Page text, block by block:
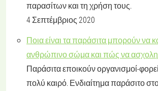
παρασίτων και τη χρήση τους.
4 Σεπτέμβριος 2020
Ποια είναι τα παράσιτα μπορούν να
ανθρώπινο σώμα και πώς να
Παράσιτα εποικούν οργανισμοί-
πολύ καιρό. Ενδιαίτημα παράσιτο